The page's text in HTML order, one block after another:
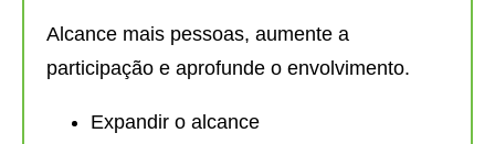
Alcance mais pessoas, aumente a
participação e aprofunde o envolvimento.
Expandir o alcance